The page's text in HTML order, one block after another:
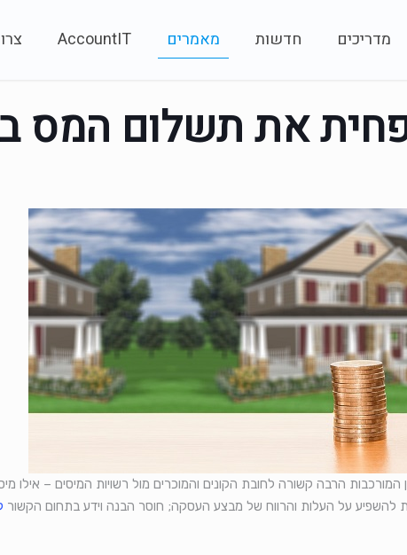
מדריכים חדשות מאמרים AccountIT
את תשלום המס
הרבה קשורה לחובת הקונים והמוכרים מול רשויות המיסים – אילו
להשפיע על העלות והרווח של מבצע העסקה; חוסר הבנה וידע בתחום הקשור